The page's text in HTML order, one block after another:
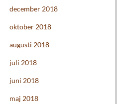
december 2018
oktober 2018
augusti 2018
juli 2018
juni 2018
maj 2018